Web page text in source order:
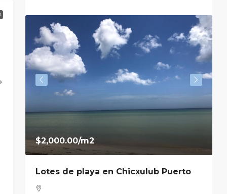
$2,000.00/m2
Lotes de playa en Chicxulub Puerto